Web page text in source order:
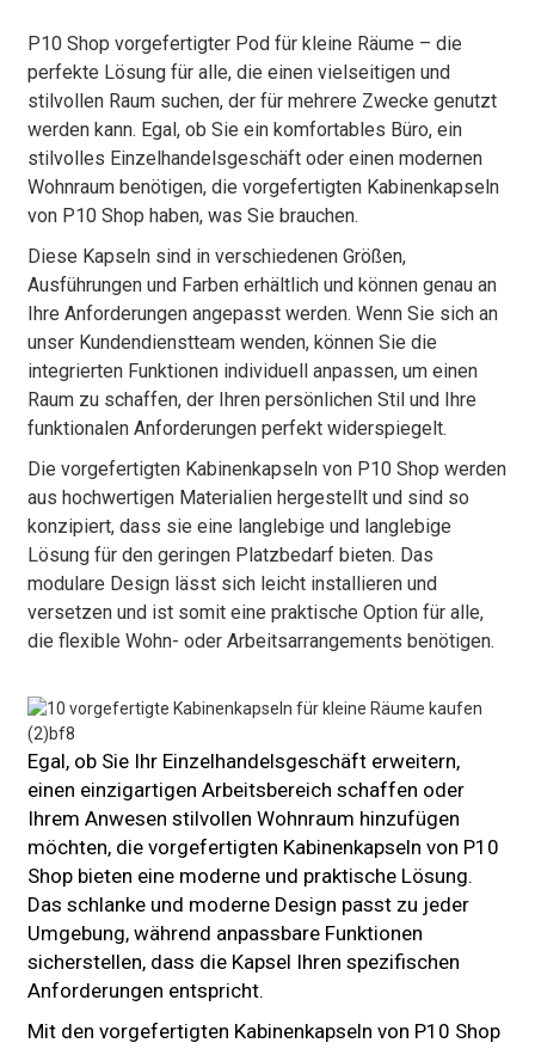
P10 Shop vorgefertigter Pod für kleine Räume – die
perfekte Lösung für alle, die einen vielseitigen und
stilvollen Raum suchen, der für mehrere Zwecke genutzt
werden kann. Egal, ob Sie ein komfortables Büro, ein
stilvolles Einzelhandelsgeschäft oder einen modernen
Wohnraum benötigen, die vorgefertigten Kabinenkapseln
von P10 Shop haben, was Sie brauchen.
Diese Kapseln sind in verschiedenen Größen,
Ausführungen und Farben erhältlich und können genau an
Ihre Anforderungen angepasst werden. Wenn Sie sich an
unser Kundendienstteam wenden, können Sie die
integrierten Funktionen individuell anpassen, um einen
Raum zu schaffen, der Ihren persönlichen Stil und Ihre
funktionalen Anforderungen perfekt widerspiegelt.
Die vorgefertigten Kabinenkapseln von P10 Shop werden
aus hochwertigen Materialien hergestellt und sind so
konzipiert, dass sie eine langlebige und langlebige
Lösung für den geringen Platzbedarf bieten. Das
modulare Design lässt sich leicht installieren und
versetzen und ist somit eine praktische Option für alle,
die flexible Wohn- oder Arbeitsarrangements benötigen.
Egal, ob Sie Ihr Einzelhandelsgeschäft erweitern,
einen einzigartigen Arbeitsbereich schaffen oder
Ihrem Anwesen stilvollen Wohnraum hinzufügen
möchten, die vorgefertigten Kabinenkapseln von P10
Shop bieten eine moderne und praktische Lösung.
Das schlanke und moderne Design passt zu jeder
Umgebung, während anpassbare Funktionen
sicherstellen, dass die Kapsel Ihren spezifischen
Anforderungen entspricht.
Mit den vorgefertigten Kabinenkapseln von P10 Shop